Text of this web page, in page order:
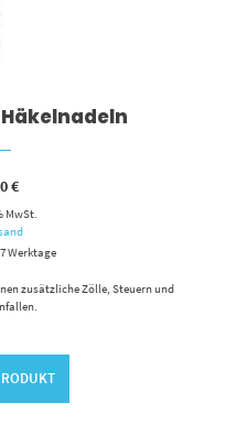
€
MwSt.
Werktage
zusätzliche Zölle, Steuern und